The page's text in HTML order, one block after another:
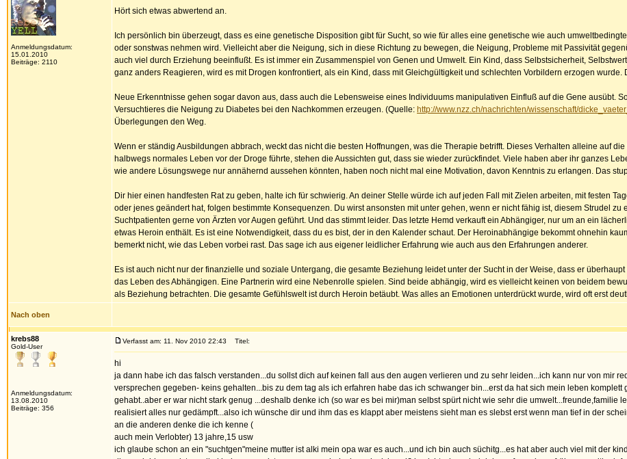
Anmeldungsdatum:
15.01.2010
Beiträge: 2110
Hört sich etwas abwertend an.
Ich persönlich bin überzeugt, dass es eine genetische Disposition gibt für Sucht, so wie für alles eine genetische wie auch
oder sonstwas nehmen wird. Vielleicht aber die Neigung, sich in diese Richtung zu bewegen, die Neigung, Probleme mit Passivität
auch viel durch Erziehung beeinflußt. Es ist immer ein Zusammenspiel von Genen und Umwelt. Ein Kind, dass Selbstsicherheit,
ganz anders Reagieren, wird es mit Drogen konfrontiert, als ein Kind, dass mit Gleichgültigkeit und schlechten Vorbildern erzogen
Neue Erkenntnisse gehen sogar davon aus, dass auch die Lebensweise eines Individuums manipulativen Einfluß auf die Gene ausübt.
Versuchtieres die Neigung zu Diabetes bei den Nachkommen erzeugen. (Quelle: http://www.nzz.ch/nachrichten/wissenschaft/
Überlegungen den Weg.
Wenn er ständig Ausbildungen abbrach, weckt das nicht die besten Hoffnungen, was die Therapie betrifft. Dieses Verhalten alleine auf
halbwegs normales Leben vor der Droge führte, stehen die Aussichten gut, dass sie wieder zurückfindet. Viele haben aber ihr ganzes
wie andere Lösungswege nur annähernd aussehen könnten, haben noch nicht mal eine Motivation, davon Kenntnis zu erlangen. Das
Dir hier einen handfesten Rat zu geben, halte ich für schwierig. An deiner Stelle würde ich auf jeden Fall mit Zielen arbeiten, mit festen
oder jenes geändert hat, folgen bestimmte Konsequenzen. Du wirst ansonsten mit unter gehen, wenn er nicht fähig ist, diesem Strudel
Suchtpatienten gerne von Ärzten vor Augen geführt. Und das stimmt leider. Das letzte Hemd verkauft ein Abhängiger, nur um an ein
etwas Heroin enthält. Es ist eine Notwendigkeit, dass du es bist, der in den Kalender schaut. Der Heroinabhängige bekommt ohnehin
bemerkt nicht, wie das Leben vorbei rast. Das sage ich aus eigener leidlicher Erfahrung wie auch aus den Erfahrungen anderer.
Es ist auch nicht nur der finanzielle und soziale Untergang, die gesamte Beziehung leidet unter der Sucht in der Weise, dass er
das Leben des Abhängigen. Eine Partnerin wird eine Nebenrolle spielen. Sind beide abhängig, wird es vielleicht keinen von beidem
als Beziehung betrachten. Die gesamte Gefühlswelt ist durch Heroin betäubt. Was alles an Emotionen unterdrückt wurde, wird oft erst
Nach oben
krebs88
Gold-User
Anmeldungsdatum:
13.08.2010
Beiträge: 356
Verfasst am: 11. Nov 2010 22:43 Titel:
hi
ja dann habe ich das falsch verstanden...du sollst dich auf keinen fall aus den augen verlieren und zu sehr leiden...ich kann nur von mir
versprechen gegeben- keins gehalten...bis zu dem tag als ich erfahren habe das ich schwanger bin...erst da hat sich mein leben
gehabt..aber er war nicht stark genug ...deshalb denke ich (so war es bei mir)man selbst spürt nicht wie sehr die umwelt...freunde,familie
realisiert alles nur gedämpft...also ich wünsche dir und ihm das es klappt aber meistens sieht man es slebst erst wenn man tief in der
an die anderen denke die ich kenne (
auch mein Verlobter) 13 jahre,15 usw
ich glaube schon an ein "suchtgen"meine mutter ist alki mein opa war es auch...und ich bin auch süchitg...es hat aber auch viel mit der